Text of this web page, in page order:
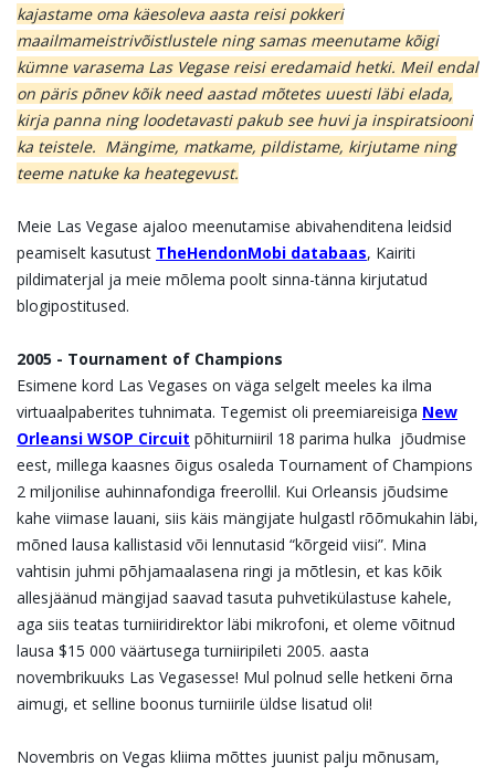
kajastame oma käesoleva aasta reisi pokkeri
maailmameistrivõistlustele ning samas meenutame kõigi
kümne varasema Las Vegase reisi eredamaid hetki. Meil endal
on päris põnev kõik need aastad mõtetes uuesti läbi elada,
kirja panna ning loodetavasti pakub see huvi ja inspiratsiooni
ka teistele. Mängime, matkame, pildistame, kirjutame ning
teeme natuke ka heategevust.
Meie Las Vegase ajaloo meenutamise abivahenditena leidsid
peamiselt kasutust TheHendonMobi databaas, Kairiti
pildimaterjal ja meie mõlema poolt sinna-tänna kirjutatud
blogipostitused.
2005 - Tournament of Champions
Esimene kord Las Vegases on väga selgelt meeles ka ilma
virtuaalpaberites tuhnimata. Tegemist oli preemiareisiga New
Orleansi WSOP Circuit põhiturniiril 18 parima hulka jõudmise
eest, millega kaasnes õigus osaleda Tournament of Champions
2 miljonilise auhinnafondiga freerollil. Kui Orleansis jõudsime
kahe viimase lauani, siis käis mängijate hulgastl rõõmukahin läbi,
mõned lausa kallistasid või lennutasid “kõrgeid viisi”. Mina
vahtisin juhmi põhjamaalasena ringi ja mõtlesin, et kas kõik
allesjäänud mängijad saavad tasuta puhvetikülastuse kahele,
aga siis teatas turniiridirektor läbi mikrofoni, et oleme võitnud
lausa $15 000 väärtusega turniiripileti 2005. aasta
novembrikuuks Las Vegasesse! Mul polnud selle hetkeni õrna
aimugi, et selline boonus turniirile üldse lisatud oli!
Novembris on Vegas kliima mõttes juunist palju mõnusam,